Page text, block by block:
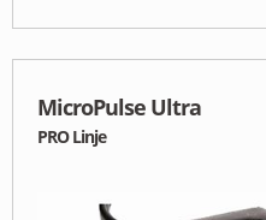
MicroPulse Ultra
PRO Linje